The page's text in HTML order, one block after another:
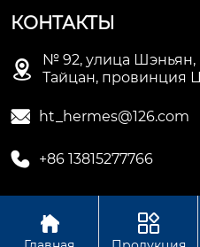
КОНТАКТЫ

№ 92, улица Шэньян,
Тайцан, провинция
 ht_hermes@126.com
 +86 13815277766
Авторское право ©
 